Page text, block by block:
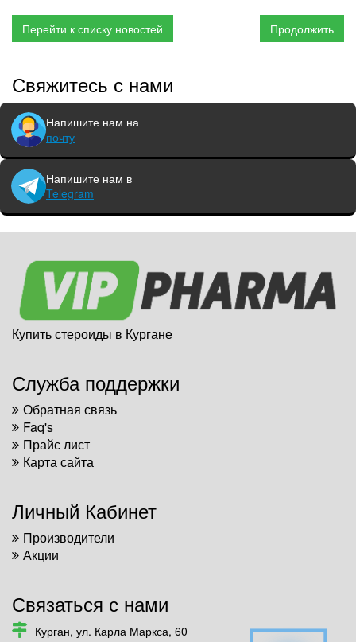
Перейти к списку новостей Продолжить
Свяжитесь с нами
Напишите нам на
почту
Напишите нам в
Telegram
Купить стероиды в Кургане
Служба поддержки
Обратная связь
Faq's
Прайс лист
Карта сайта
Личный Кабинет
Производители
Акции
Связаться с нами
Курган, ул. Карла Маркса, 60